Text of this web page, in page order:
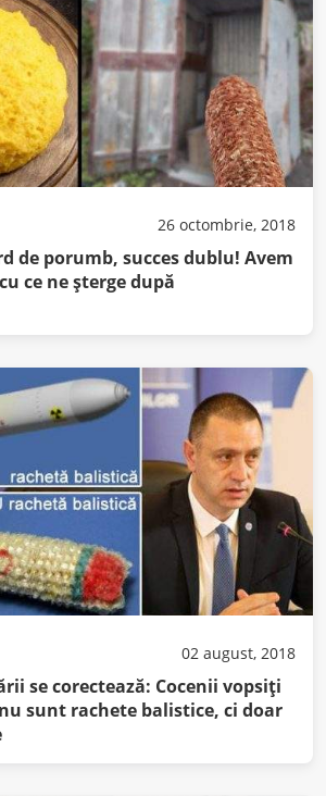
26 octombrie, 2018
de porumb, succes dublu! Avem
ce ne şterge după
02 august, 2018
se corectează: Cocenii vopsiţi
sunt rachete balistice, ci doar